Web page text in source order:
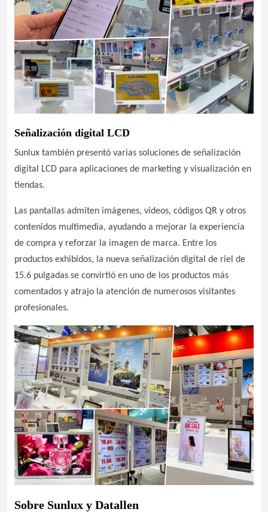
Señalización digital LCD
Sunlux también presentó varias soluciones de señalización
digital LCD para aplicaciones de marketing y visualización en
tiendas.
Las pantallas admiten imágenes, videos, códigos QR y otros
contenidos multimedia, ayudando a mejorar la experiencia
de compra y reforzar la imagen de marca. Entre los
productos exhibidos, la nueva señalización digital de riel de
15.6 pulgadas se convirtió en uno de los productos más
comentados y atrajo la atención de numerosos visitantes
profesionales.
Sobre Sunlux y Datallen